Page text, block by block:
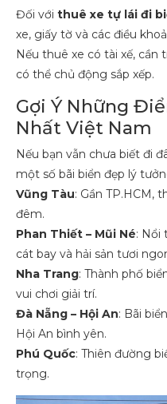
Đối với thuê xe tự lái đi
xe, giấy tờ và các điều
Nếu thuê xe có tài xế, cần
có thể chủ động sắp xếp.
Gợi Ý Những
Nhất Việt Nam
Nếu bạn vẫn chưa biết đi
một số bãi biển đẹp lý
Vũng Tàu: Gần TP.HCM,
đêm.
Phan Thiết – Mũi Né: Nổi
cát bay và hải sản tươi
Nha Trang: Thành phố
vui chơi giải trí.
Đà Nẵng – Hội An: Bãi
Hội An bình yên.
Phú Quốc: Thiên đường
trọng.